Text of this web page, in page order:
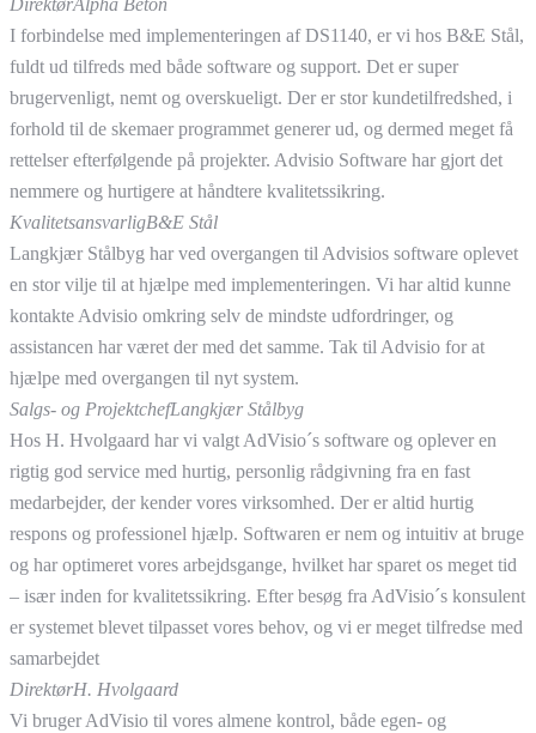
DirektørAlpha Beton
I forbindelse med implementeringen af DS1140, er vi hos B&E Stål,
fuldt ud tilfreds med både software og support. Det er super
brugervenligt, nemt og overskueligt. Der er stor kundetilfredshed, i
forhold til de skemaer programmet generer ud, og dermed meget få
rettelser efterfølgende på projekter. Advisio Software har gjort det
nemmere og hurtigere at håndtere kvalitetssikring.
KvalitetsansvarligB&E Stål
Langkjær Stålbyg har ved overgangen til Advisios software oplevet
en stor vilje til at hjælpe med implementeringen. Vi har altid kunne
kontakte Advisio omkring selv de mindste udfordringer, og
assistancen har været der med det samme. Tak til Advisio for at
hjælpe med overgangen til nyt system.
Salgs- og ProjektchefLangkjær Stålbyg
Hos H. Hvolgaard har vi valgt AdVisio´s software og oplever en
rigtig god service med hurtig, personlig rådgivning fra en fast
medarbejder, der kender vores virksomhed. Der er altid hurtig
respons og professionel hjælp. Softwaren er nem og intuitiv at bruge
og har optimeret vores arbejdsgange, hvilket har sparet os meget tid
– især inden for kvalitetssikring. Efter besøg fra AdVisio´s konsulent
er systemet blevet tilpasset vores behov, og vi er meget tilfredse med
samarbejdet
DirektørH. Hvolgaard
Vi bruger AdVisio til vores almene kontrol, både egen- og